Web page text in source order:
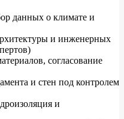
данных о климате и
и инженерных
согласование
и стен под контролем
и